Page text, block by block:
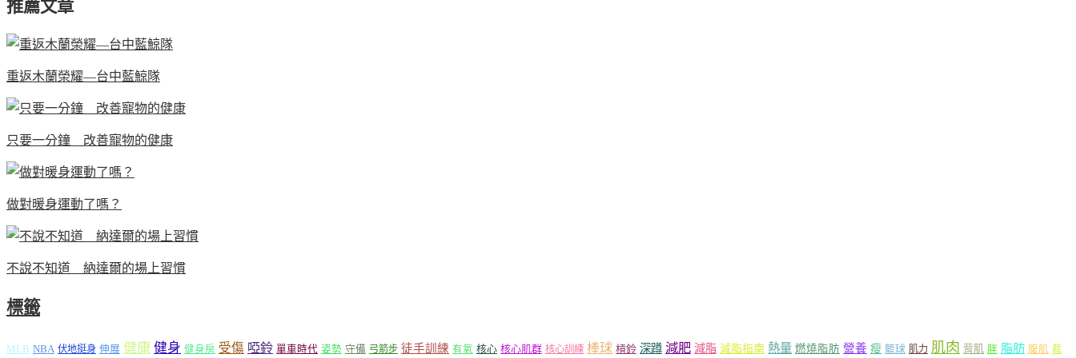
推薦文章
重返木蘭榮耀—台中藍鯨隊
只要一分鐘 改善寵物的健康
做對暖身運動了嗎？
不說不知道 納達爾的場上習慣
標籤
MLB NBA 伏地挺身 伸展 健康 健身 健身房 受傷 啞鈴 單車時代 姿勢 守備 弓箭步 徒手訓練 有氧 核心 核心肌群 核心訓練 棒球 槓鈴 深蹲 減肥 減脂 減脂指南 熱量 燃燒脂肪 營養 瘦 籃球 肌力 肌肉 背肌 胖 脂肪 腹肌 裁